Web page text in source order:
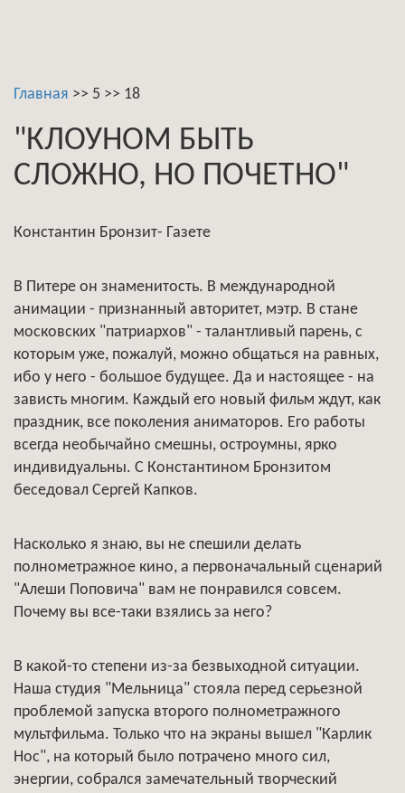
Главная >> 5 >> 18
"КЛОУНОМ БЫТЬ
СЛОЖНО, НО ПОЧЕТНО"
Константин Бронзит- Газете
В Питере он знаменитость. В международной
анимации - признанный авторитет, мэтр. В стане
московских "патриархов" - талантливый парень, с
которым уже, пожалуй, можно общаться на равных,
ибо у него - большое будущее. Да и настоящее - на
зависть многим. Каждый его новый фильм ждут, как
праздник, все поколения аниматоров. Его работы
всегда необычайно смешны, остроумны, ярко
индивидуальны. С Константином Бронзитом
беседовал Сергей Капков.
Насколько я знаю, вы не спешили делать
полнометражное кино, а первоначальный сценарий
"Алеши Поповича" вам не понравился совсем.
Почему вы все-таки взялись за него?
В какой-то степени из-за безвыходной ситуации.
Наша студия "Мельница" стояла перед серьезной
проблемой запуска второго полнометражного
мультфильма. Только что на экраны вышел "Карлик
Нос", на который было потрачено много сил,
энергии, собрался замечательный творческий